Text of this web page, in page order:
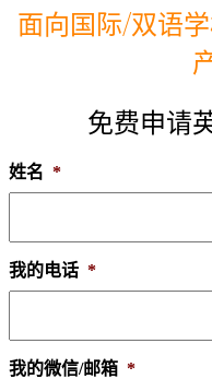
面向国际/双语
免费申请
姓名 *
我的电话 *
我的微信/邮箱 *